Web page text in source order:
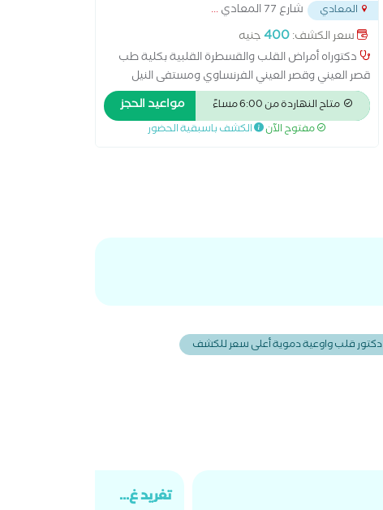
المعادي شارع 77 المعادي
...
سعر الكشف:400جنيه
دكتوراه أمراض القلب والقسطرة القلبية بكلية طب
قصر العيني وقصر العيني الفرنساوي ومستفى النيل
بدراوي ومستفى السلام الدولي
متاح النهاردة من 6:00 مساءً مواعيد الحجز
مفتوح الآن الكشف باسبقية الحضور
دكتور قلب واوعية دموية أعلى سعر للكشف
تغريد غ...